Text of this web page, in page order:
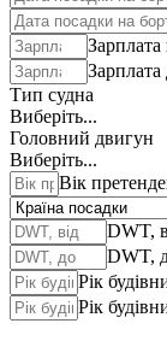
Зарплата
Зарплата
Тип судна
Виберіть...
Головний двигун
Виберіть...
Вік
DWT,
DWT,
Рік
Рік